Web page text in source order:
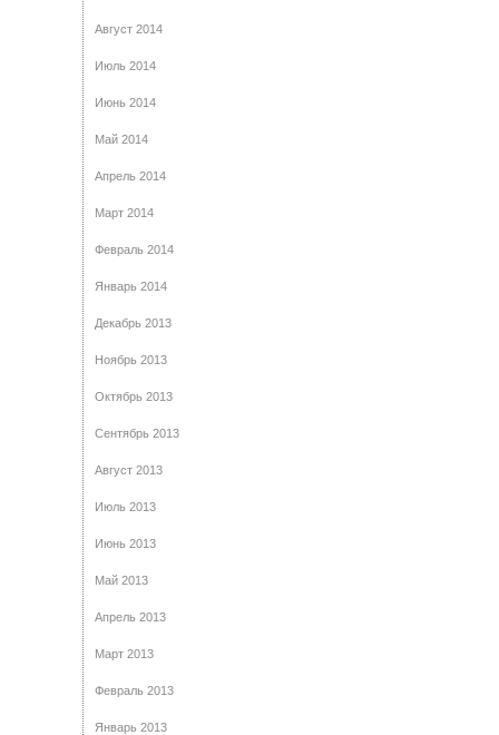
Август 2014
Июль 2014
Июнь 2014
Май 2014
Апрель 2014
Март 2014
Февраль 2014
Январь 2014
Декабрь 2013
Ноябрь 2013
Октябрь 2013
Сентябрь 2013
Август 2013
Июль 2013
Июнь 2013
Май 2013
Апрель 2013
Март 2013
Февраль 2013
Январь 2013